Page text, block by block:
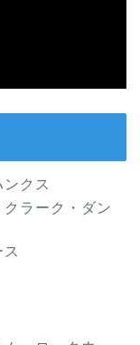
クス
ラーク・ダン